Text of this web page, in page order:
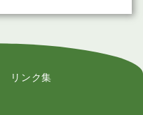
リンク集